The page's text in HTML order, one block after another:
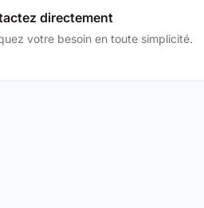
directement
votre besoin en toute simplicité.